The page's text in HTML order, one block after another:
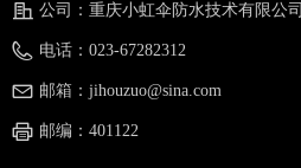
公司： 重庆小虹伞防水技术有限公司
电话： 023-67282312
邮箱： jihouzuo@sina.com
邮编： 401122